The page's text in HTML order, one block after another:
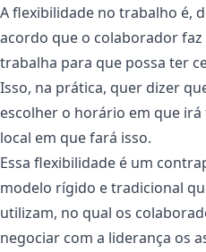
A flexibilidade no trabalho é,
acordo que o colaborador
trabalha para que possa ter
Isso, na prática, quer dizer
escolher o horário em que
local em que fará isso.
Essa flexibilidade é um
modelo rígido e tradicional
utilizam, no qual os
negociar com a liderança os